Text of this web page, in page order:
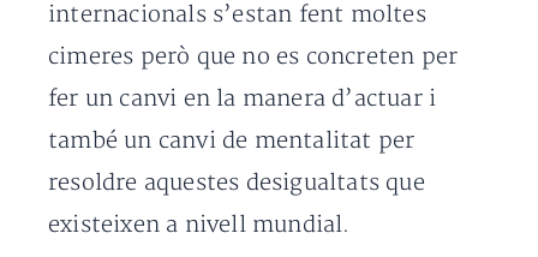
internacionals s’estan fent moltes
cimeres però que no es concreten per
fer un canvi en la manera d’actuar i
també un canvi de mentalitat per
resoldre aquestes desigualtats que
existeixen a nivell mundial.